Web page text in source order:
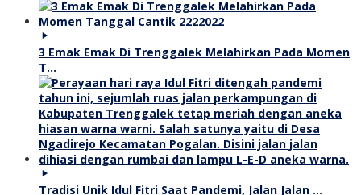
3 Emak Emak Di Trenggalek Melahirkan Pada Momen
T…
Tradisi Unik Idul Fitri Saat Pandemi, Jalan Jalan …